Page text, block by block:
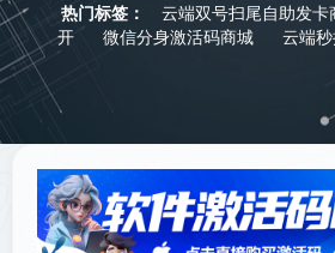
热门标签： 云端双号扫尾自助发卡
开
微信分身激活码商城
云端
微商软